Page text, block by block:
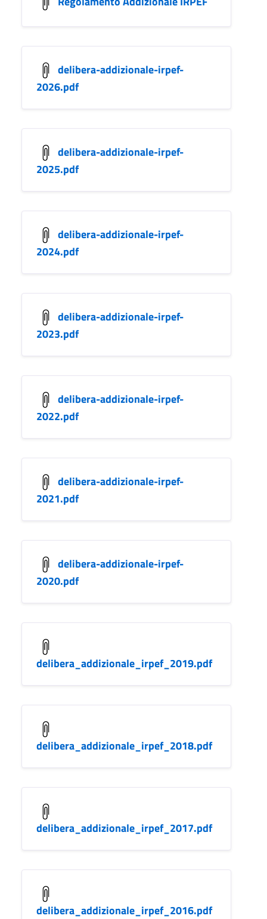
delibera-addizionale-irpef-
2026.pdf
delibera-addizionale-irpef-
2025.pdf
delibera-addizionale-irpef-
2024.pdf
delibera-addizionale-irpef-
2023.pdf
delibera-addizionale-irpef-
2022.pdf
delibera-addizionale-irpef-
2021.pdf
delibera-addizionale-irpef-
2020.pdf
delibera_addizionale_irpef_2019.pdf
delibera_addizionale_irpef_2018.pdf
delibera_addizionale_irpef_2017.pdf
delibera_addizionale_irpef_2016.pdf